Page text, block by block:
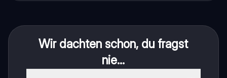
Wir dachten schon, du fragst
nie...